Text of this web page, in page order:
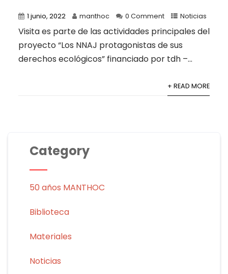
1 junio, 2022 manthoc 0 Comment Noticias
Visita es parte de las actividades principales del
proyecto “Los NNAJ protagonistas de sus
derechos ecológicos” financiado por tdh –...
+ READ MORE
Category
50 años MANTHOC
Biblioteca
Materiales
Noticias